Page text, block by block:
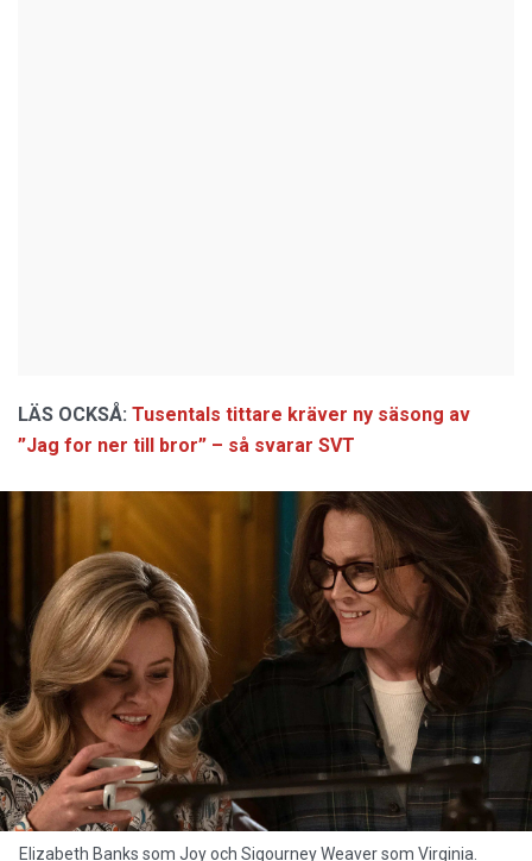
LÄS OCKSÅ: Tusentals tittare kräver ny säsong av
”Jag for ner till bror” – så svarar SVT
Elizabeth Banks som Joy och Sigourney Weaver som Virginia.